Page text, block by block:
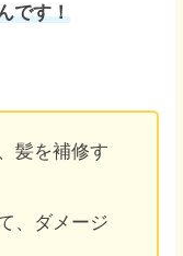
です！
髪を補修す
、ダメージ